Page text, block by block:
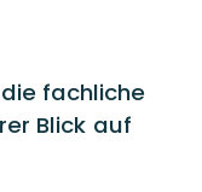
fachliche
Blick auf